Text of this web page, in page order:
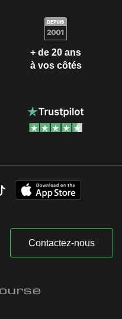
+ de 20 ans
à vos côtés
Contactez-nous